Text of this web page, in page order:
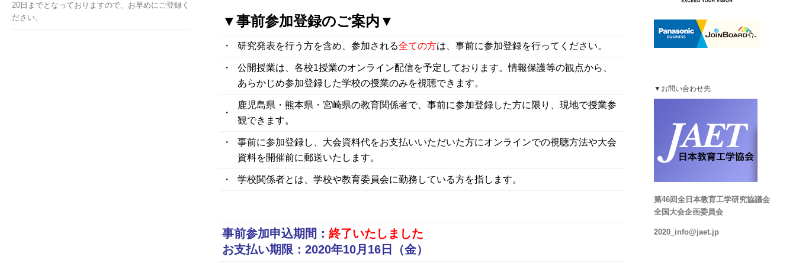
▼事前参加登録のご案内▼
・ 研究発表を行う方を含め、参加される全ての方は、事前に参加登録を行ってください。
・
公開授業は、各校1授業のオンライン配信を予定しております。情報保護等の観点から、
あらかじめ参加登録した学校の授業のみを視聴できます。
・
鹿児島県・熊本県・宮崎県の教育関係者で、事前に参加登録した方に限り、現地で授業参
観できます。
・
事前に参加登録し、大会資料代をお支払いいただいた方にオンラインでの視聴方法や大会
資料を開催前に郵送いたします。
・ 学校関係者とは、学校や教育委員会に勤務している方を指します。
事前参加申込期間： 終了いたしました
お支払い期限：2020年10月16日（金）
20日までとなっておりますので、お早めにご登録く
ださい。
▼お問い合わせ先
第46回全日本教育工学研究協議会
全国大会企画委員会
2020_info@jaet.jp